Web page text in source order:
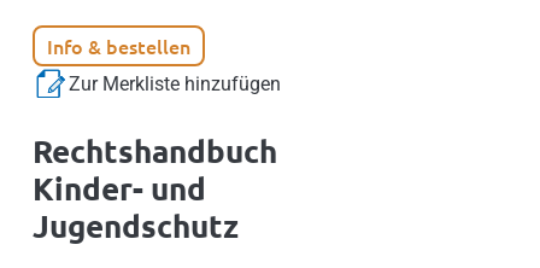
Info & bestellen
Zur Merkliste hinzufügen
Rechtshandbuch
Kinder- und
Jugendschutz